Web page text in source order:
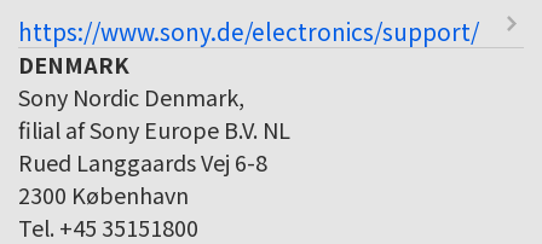
https://www.sony.de/electronics/support/
DENMARK
Sony Nordic Denmark,
filial af Sony Europe B.V. NL
Rued Langgaards Vej 6-8
2300 København
Tel. +45 35151800